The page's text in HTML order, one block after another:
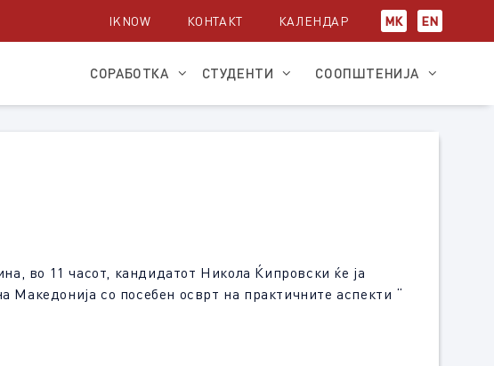
IKNOW КОНТАКТ КАЛЕНДАР МК EN
СОРАБОТКА СТУДЕНТИ СООПШТЕНИЈА
во 11 часот, кандидатoт Никола Ќипровски ќе ја
со посебен осврт на практичните аспекти “